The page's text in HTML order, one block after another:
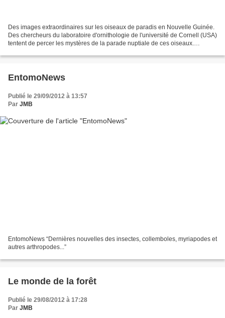
Des images extraordinaires sur les oiseaux de paradis en Nouvelle Guinée.
Des chercheurs du laboratoire d'ornithologie de l'université de Cornell (USA)
tentent de percer les mystères de la parade nuptiale de ces oiseaux.
EntomoNews
Publié le 29/09/2012 à 13:57
Par JMB
EntomoNews “Dernières nouvelles des insectes, collemboles, myriapodes et
autres arthropodes...”
Le monde de la forêt
Publié le 29/08/2012 à 17:28
Par JMB